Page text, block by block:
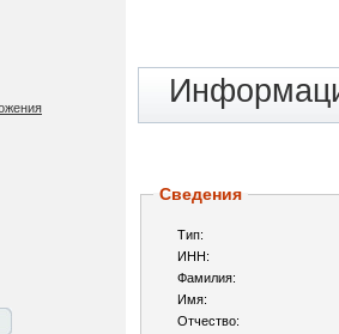
Сведения
Тип:
ИНН:
Фамилия:
Имя:
Отчество: